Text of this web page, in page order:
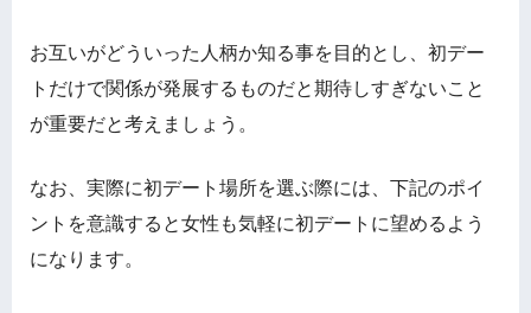
お互いがどういった人柄か知る事を目的とし、初デー
トだけで関係が発展するものだと期待しすぎないこと
が重要だと考えましょう。
なお、実際に初デート場所を選ぶ際には、下記のポイ
ントを意識すると女性も気軽に初デートに望めるよう
になります。